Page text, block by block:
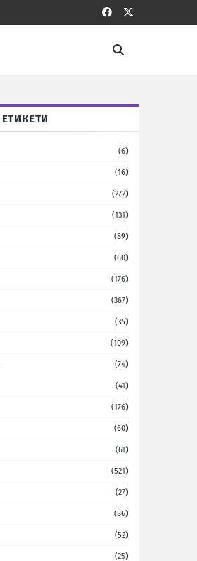
ЕТИКЕТИ
(6)
(16)
(272)
(131)
(89)
(60)
(176)
(367)
(35)
(109)
(74)
(41)
(176)
(60)
(61)
(521)
(27)
(86)
(52)
(25)